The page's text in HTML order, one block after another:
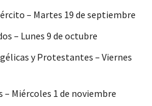
– Martes 19 de septiembre
– Lunes 9 de octubre
y Protestantes – Viernes
– Miércoles 1 de noviembre